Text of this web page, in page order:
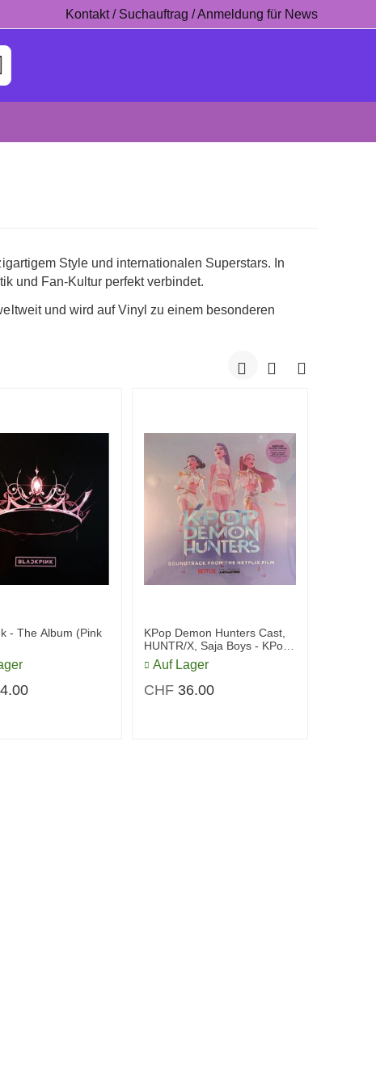
Kontakt / Suchauftrag / Anmeldung für News
Style und internationalen Superstars. In
und Fan-Kultur perfekt verbindet.
und wird auf Vinyl zu einem besonderen
- The Album (Pink
KPop Demon Hunters Cast,
HUNTR/X, Saja Boys - KPop
Demon Hunters (Ltd.
International Retail Exkl.
Light Blue Smoke LP)
Auf Lager
CHF 36.00